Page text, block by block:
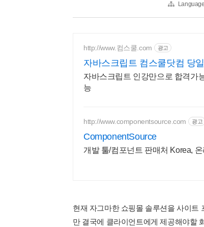
http://www.컴스쿨.com 광고
자바스크립트 컴스쿨닷컴 당
자바스크립트 인강만으로 합격가
능
http://www.componentsource.com 광고
ComponentSource
개발 툴/컴포넌트 판매처 Korea,
현재 자그마한 쇼핑몰 솔루션을 사이트
만 결국에 클라이언트에게 제공해야할